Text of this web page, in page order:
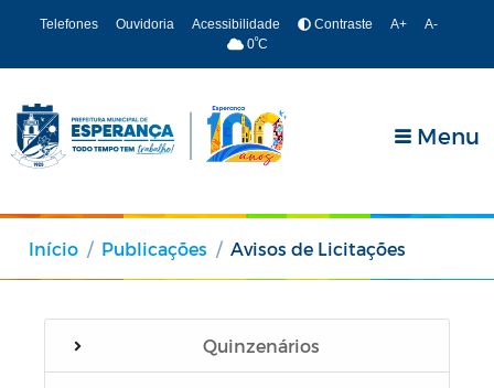
Telefones Ouvidoria Acessibilidade Contraste A+
A-
0ºC
Menu
Início Publicações Avisos de Licitações
Quinzenários